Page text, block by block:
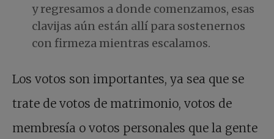
y regresamos a donde comenzamos, esas
clavijas aún están allí para sostenernos
con firmeza mientras escalamos.
Los votos son importantes, ya sea que se
trate de votos de matrimonio, votos de
membresía o votos personales que la gente